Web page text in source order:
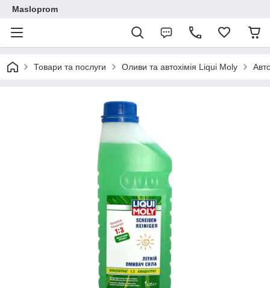
Masloprom
Товари та послуги Оливи та автохімія Liqui Moly